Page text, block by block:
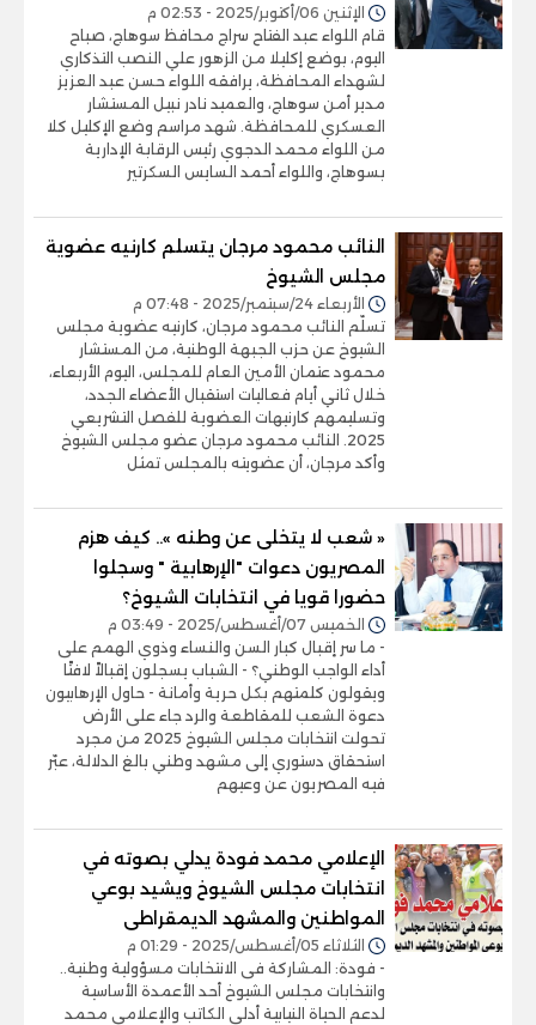
الإثنين 06/أكتوبر/2025 - 02:53 م
قام اللواء عبد الفتاح سراج محافظ سوهاج، صباح
اليوم، بوضع إكليلا من الزهور علي النصب التذكاري
لشهداء المحافظة، يرافقه اللواء حسن عبد العزيز
مدير أمن سوهاج، والعميد نادر نبيل المستشار
العسكري للمحافظة. شهد مراسم وضع الإكليل كلا
من اللواء محمد الدجوي رئيس الرقابة الإدارية
بسوهاج، واللواء أحمد السايس السكرتير
النائب محمود مرجان يتسلم كارنيه عضوية
مجلس الشيوخ
الأربعاء 24/سبتمبر/2025 - 07:48 م
تسلّم النائب محمود مرجان، كارنيه عضوية مجلس
الشيوخ عن حزب الجبهة الوطنية، من المستشار
محمود عتمان الأمين العام للمجلس، اليوم الأربعاء،
خلال ثاني أيام فعاليات استقبال الأعضاء الجدد،
وتسليمهم كارنيهات العضوية للفصل التشريعي
2025. النائب محمود مرجان عضو مجلس الشيوخ
وأكد مرجان، أن عضويته بالمجلس تمثل
« شعب لا يتخلى عن وطنه ».. كيف هزم
المصريون دعوات "الإرهابية " وسجلوا
حضورا قويا في انتخابات الشيوخ؟
الخميس 07/أغسطس/2025 - 03:49 م
- ما سر إقبال كبار السن والنساء وذوي الهمم على
أداء الواجب الوطني؟ - الشباب يسجلون إقبالاً لافتًا
ويقولون كلمتهم بكل حرية وأمانة - حاول الإرهابيون
دعوة الشعب للمقاطعة والرد جاء على الأرض
تحولت انتخابات مجلس الشيوخ 2025 من مجرد
استحقاق دستوري إلى مشهد وطني بالغ الدلالة، عبّر
فيه المصريون عن وعيهم
الإعلامي محمد فودة يدلي بصوته في
انتخابات مجلس الشيوخ ويشيد بوعي
المواطنين والمشهد الديمقراطى
الثلاثاء 05/أغسطس/2025 - 01:29 م
- فودة: المشاركة فى الانتخابات مسؤولية وطنية..
وانتخابات مجلس الشيوخ أحد الأعمدة الأساسية
لدعم الحياة النيابية أدلى الكاتب والإعلامي محمد